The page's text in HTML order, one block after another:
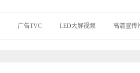
广告TVC LED大屏视频 高清宣传